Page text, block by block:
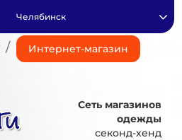
/ Интернет-магазин
Челябинск
Сеть магазинов
одежды
секонд-хенд